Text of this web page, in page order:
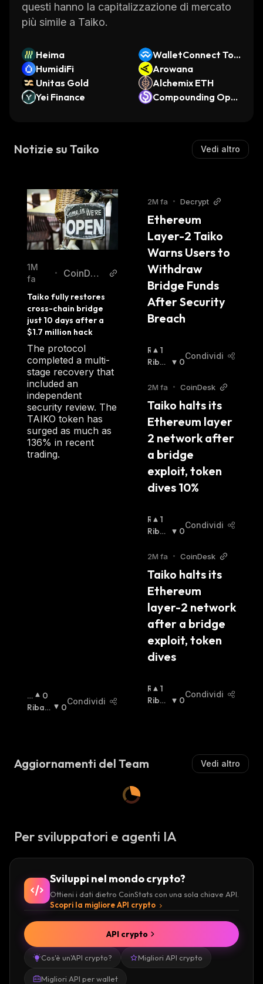
questi hanno la capitalizzazione di mercato
più simile a Taiko.
Heima
WalletConnect Tok
en
HumidiFi
Arowana
Unitas Gold
Alchemix ETH
Yei Finance
Compounding Ope
Notizie su Taiko Vedi altro
1M
fa
•
CoinDes
Taiko fully restores
cross-chain bridge
just 10 days after a
$1.7 million hack
The protocol
completed a multi-
stage recovery that
included an
independent
security review. The
TAIKO token has
surged as much as
136% in recent
trading.
R
I
A
0
Ribas
0
Condividi
2M fa • Decrypt
Ethereum
Layer-2 Taiko
Warns Users to
Withdraw
Bridge Funds
After Security
Breach
R
I
L
S
T
A
:
1
Ribas
0
Condividi
2M fa • CoinDesk
Taiko halts its
Ethereum layer
2 network after
a bridge
exploit, token
dives 10%
R
I
L
S
T
A
:
1
Ribas
0
Condividi
2M fa • CoinDesk
Taiko halts its
Ethereum
layer-2 network
after a bridge
exploit, token
dives
R
I
T
1
Ribas
0
Condividi
Aggiornamenti del Team Vedi altro
Per sviluppatori e agenti IA
Sviluppi nel mondo crypto?
Ottieni i dati dietro CoinStats con una sola chiave API.
Scopri la migliore API crypto
Cos'è un'API crypto? Migliori API crypto
Migliori API per wallet
API crypto